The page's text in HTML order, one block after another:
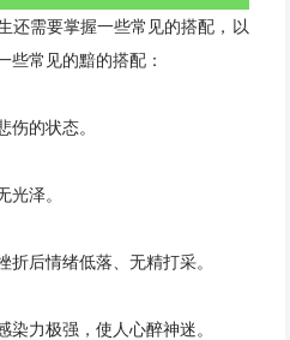
还需要掌握一些常见的搭配，以
些常见的黯的搭配：
伤的状态。
光泽。
折后情绪低落、无精打采。
染力极强，使人心醉神迷。